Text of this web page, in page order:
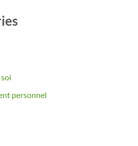
personnel